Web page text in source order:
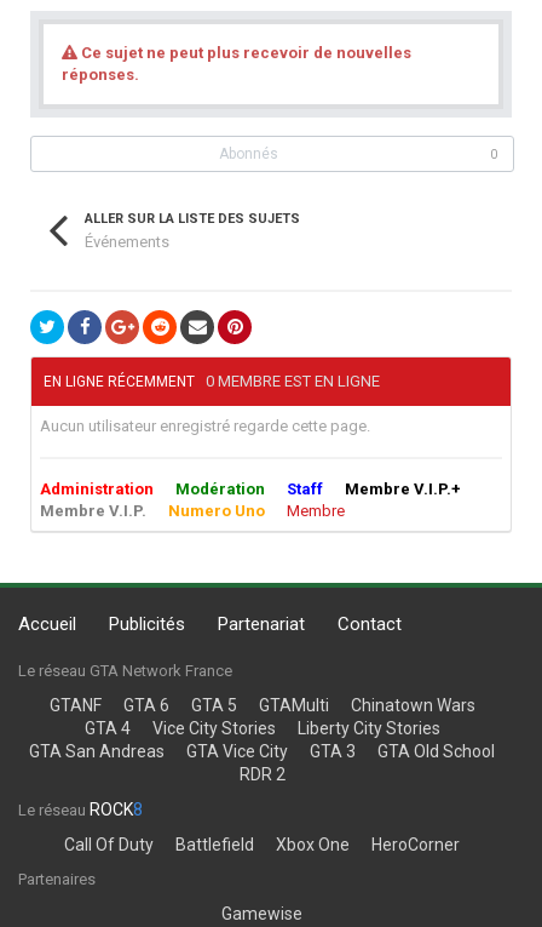
Ce sujet ne peut plus recevoir de nouvelles
réponses.
Abonnés 0
ALLER SUR LA LISTE DES SUJETS
Événements
EN LIGNE RÉCEMMENT 0 MEMBRE EST EN LIGNE
Aucun utilisateur enregistré regarde cette page.
Administration Modération Staff
Membre V.I.P.+
Membre V.I.P.
Numero Uno Membre
Accueil Publicités Partenariat Contact
Le réseau GTA Network France
GTANF GTA 6 GTA 5 GTAMulti
Chinatown Wars
GTA 4
Vice City Stories
Liberty City Stories
GTA San Andreas
GTA Vice City GTA 3
GTA Old School
RDR 2
Le réseau ROCK8
Call Of Duty
Battlefield Xbox One HeroCorner
Partenaires
Gamewise